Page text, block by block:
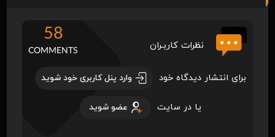
نظرات کاربـران
58
COMMENTS
برای انتشار دیدگاه خود وارد پنل کاربری خود شوید
یا در سایت عضو شوید